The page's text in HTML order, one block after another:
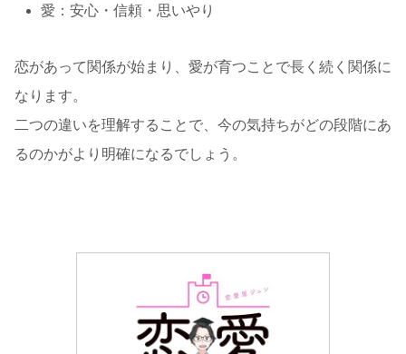
愛：安心・信頼・思いやり
恋があって関係が始まり、愛が育つことで長く続く関係に
なります。
二つの違いを理解することで、今の気持ちがどの段階にあ
るのかがより明確になるでしょう。